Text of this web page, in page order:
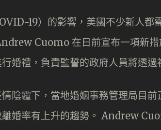
19）的影響，美國不少新人都
Cuomo 在日前宣布一項新
婚禮，負責監誓的政府人員將透過
陰霾下，當地婚姻事務管理局目
婚率有上升的趨勢。 Andrew